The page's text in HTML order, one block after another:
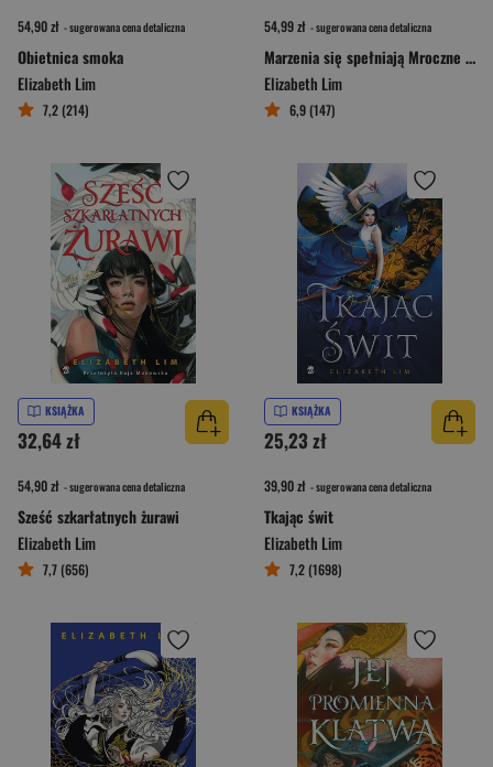
54,90 zł - sugerowana cena detaliczna
Obietnica smoka
Elizabeth Lim
7,2 (214)
54,99 zł - sugerowana cena detaliczna
Marzenia się spełniają Mroczne Opowieści
Elizabeth Lim
6,9 (147)
KSIĄŻKA
32,64 zł
54,90 zł - sugerowana cena detaliczna
Sześć szkarłatnych żurawi
Elizabeth Lim
7,7 (656)
KSIĄŻKA
25,23 zł
39,90 zł - sugerowana cena detaliczna
Tkając świt
Elizabeth Lim
7,2 (1698)